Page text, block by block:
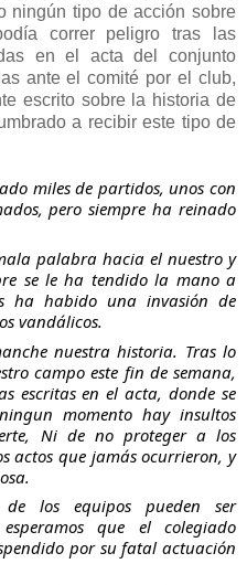
ningún tipo de acción sobre
correr peligro tras las
en el acta del conjunto
ante el comité por el club,
escrito sobre la historia de
a recibir este tipo de
miles de partidos, unos con
pero siempre ha reinado
palabra hacia el nuestro y
se le ha tendido la mano a
ha habido una invasión de
vandálicos.
nuestra historia. Tras lo
campo este fin de semana,
escritas en el acta, donde se
momento hay insultos
Ni de no proteger a los
actos que jamás ocurrieron, y
los equipos pueden ser
que el colegiado
por su fatal actuación